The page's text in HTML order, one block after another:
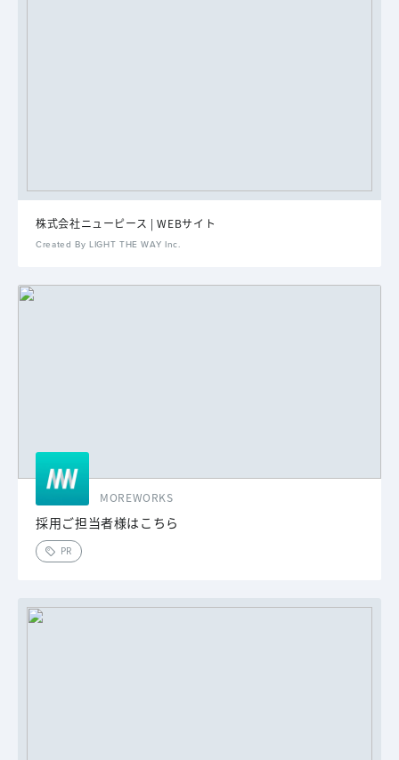
株式会社ニューピース | WEBサイト
Created By LIGHT THE WAY Inc.
MOREWORKS
採用ご担当者様はこちら
PR